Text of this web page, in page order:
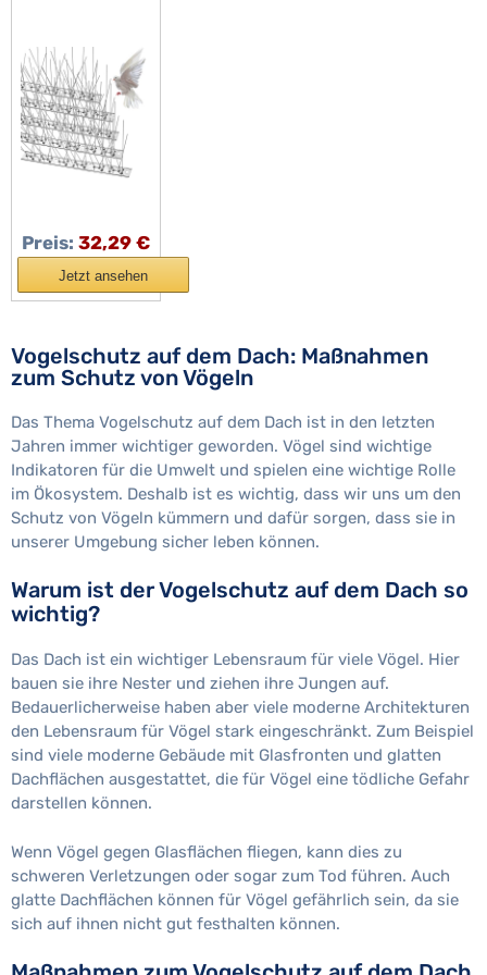
Vogelabwehr
Spike (8,5m
/34 Stück)
Taubenspikes
für Balkon
Abwehr Gegen
tauben
Preis: 32,29 €
Jetzt ansehen
Vogelschutz auf dem Dach: Maßnahmen
zum Schutz von Vögeln
Das Thema Vogelschutz auf dem Dach ist in den letzten
Jahren immer wichtiger geworden. Vögel sind wichtige
Indikatoren für die Umwelt und spielen eine wichtige Rolle
im Ökosystem. Deshalb ist es wichtig, dass wir uns um den
Schutz von Vögeln kümmern und dafür sorgen, dass sie in
unserer Umgebung sicher leben können.
Warum ist der Vogelschutz auf dem Dach so
wichtig?
Das Dach ist ein wichtiger Lebensraum für viele Vögel. Hier
bauen sie ihre Nester und ziehen ihre Jungen auf.
Bedauerlicherweise haben aber viele moderne Architekturen
den Lebensraum für Vögel stark eingeschränkt. Zum Beispiel
sind viele moderne Gebäude mit Glasfronten und glatten
Dachflächen ausgestattet, die für Vögel eine tödliche Gefahr
darstellen können.
Wenn Vögel gegen Glasflächen fliegen, kann dies zu
schweren Verletzungen oder sogar zum Tod führen. Auch
glatte Dachflächen können für Vögel gefährlich sein, da sie
sich auf ihnen nicht gut festhalten können.